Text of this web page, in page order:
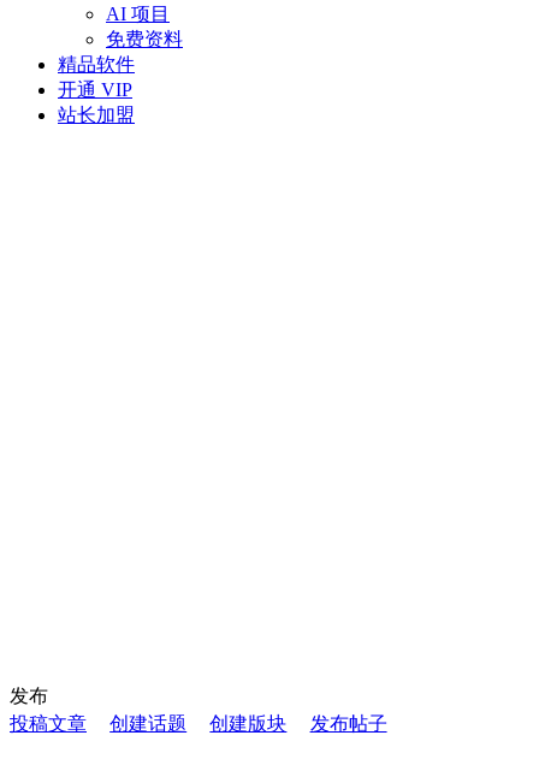
AI 项目
免费资料
精品软件
开通 VIP
站长加盟
发布
投稿文章
创建话题 创建版块 发布帖子